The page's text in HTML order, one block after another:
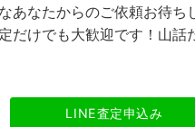
あなたからのご依頼お待ち
だけでも大歓迎です！山話
LINE査定申込み